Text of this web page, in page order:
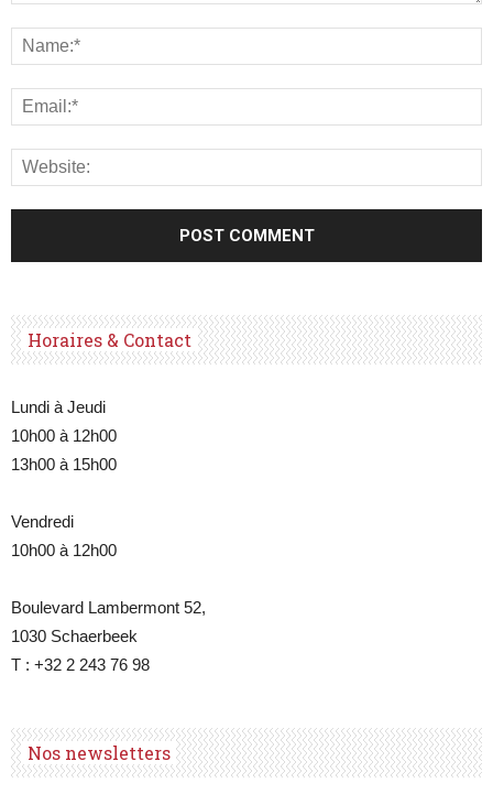
Horaires & Contact
Lundi à Jeudi
10h00 à 12h00
13h00 à 15h00
Vendredi
10h00 à 12h00
Boulevard Lambermont 52,
1030 Schaerbeek
T : +32 2 243 76 98
Nos newsletters